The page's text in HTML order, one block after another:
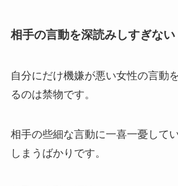
相手の言動を深読みしすぎない
自分にだけ機嫌が悪い女性の言動
るのは禁物です。
相手の些細な言動に一喜一憂して
しまうばかりです。